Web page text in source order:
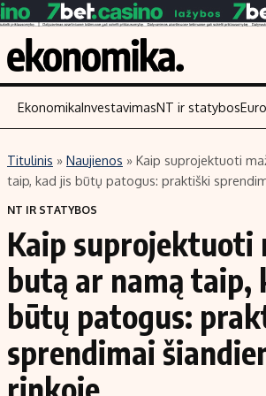
Turinys
Naujienos
Aplinka
Verslas
Energetika
Ekonomika
Politika
NT ir statybos
Įmonės
Žemės ūkis
EkonomikaInvestavimasNT ir statybos
Titulinis » Naujienos » Kaip suprojektuoti
taip, kad jis būtų patogus: praktiški
NT IR STATYBOS
Kaip suprojektuoti
butą ar namą taip,
būtų patogus:
sprendimai